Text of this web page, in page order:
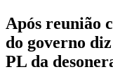
Após reunião
do governo
PL da